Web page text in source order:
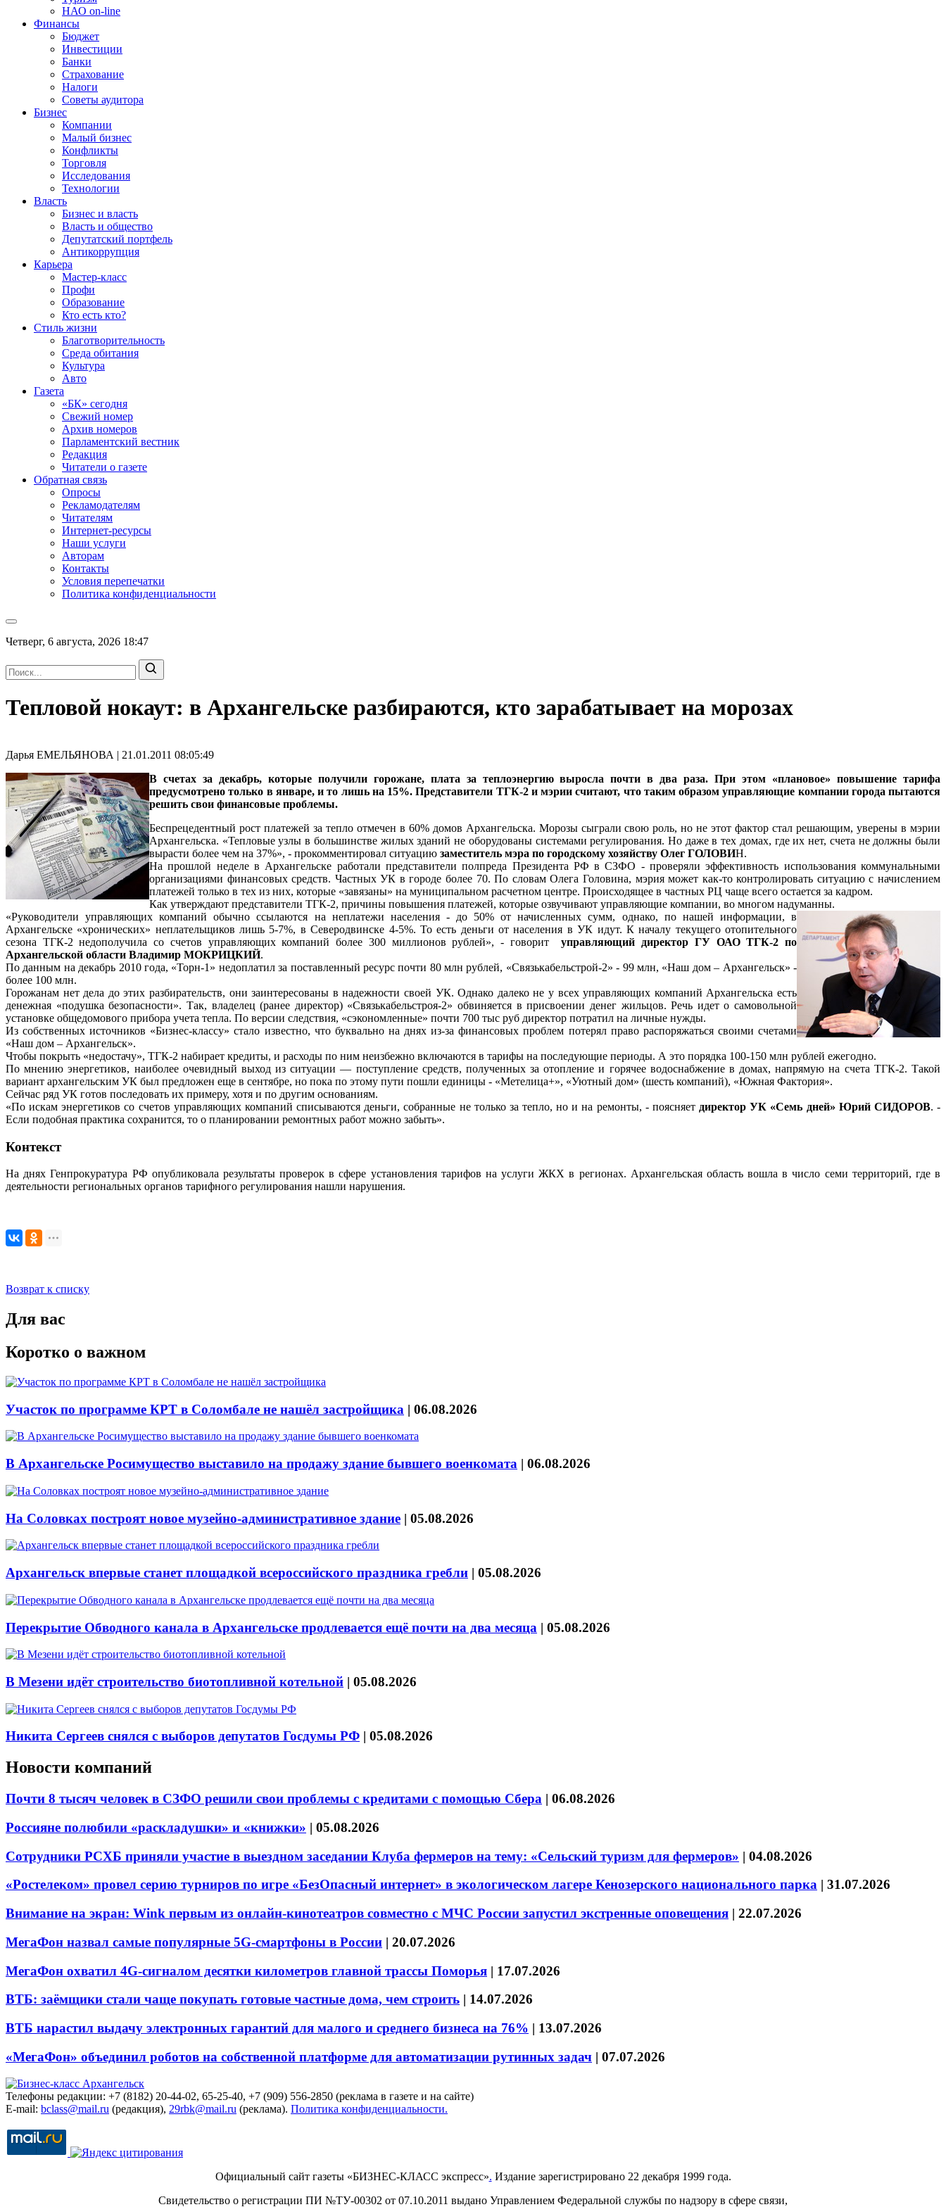
НАО on-line
Финансы
Бюджет
Инвестиции
Банки
Страхование
Налоги
Советы аудитора
Бизнес
Компании
Малый бизнес
Конфликты
Торговля
Исследования
Технологии
Власть
Бизнес и власть
Власть и общество
Депутатский портфель
Антикоррупция
Карьера
Мастер-класс
Профи
Образование
Кто есть кто?
Стиль жизни
Благотворительность
Среда обитания
Культура
Авто
Газета
«БК» сегодня
Свежий номер
Архив номеров
Парламентский вестник
Редакция
Читатели о газете
Обратная связь
Опросы
Рекламодателям
Читателям
Интернет-ресурсы
Наши услуги
Авторам
Контакты
Условия перепечатки
Политика конфиденциальности
Четверг, 6 августа, 2026 18:47
Тепловой нокаут: в Архангельске разбираются, кто зарабатывает на морозах
Дарья ЕМЕЛЬЯНОВА | 21.01.2011 08:05:49
В счетах за декабрь, которые получили горожане, плата за теплоэнергию выросла почти в два раза. При этом «плановое» повышение тарифа
предусмотрено только в январе, и то лишь на 15%. Представители ТГК-2 и мэрии считают, что таким образом управляющие компании города пытаются
решить свои финансовые проблемы.
Беспрецедентный рост платежей за тепло отмечен в 60% домов Архангельска. Морозы сыграли свою роль, но не этот фактор стал решающим, уверены в мэрии
Архангельска. «Тепловые узлы в большинстве жилых зданий не оборудованы системами регулирования. Но даже в тех домах, где их нет, счета не должны были
вырасти более чем на 37%», - прокомментировал ситуацию заместитель мэра по городскому хозяйству Олег ГОЛОВИН.
На прошлой неделе в Архангельске работали представители полпреда Президента РФ в СЗФО - проверяли эффективность использования коммунальными
организациями финансовых средств. Частных УК в городе более 70. По словам Олега Головина, мэрия может как-то контролировать ситуацию с начислением
платежей только в тех из них, которые «завязаны» на муниципальном расчетном центре. Происходящее в частных РЦ чаще всего остается за кадром.
Как утверждают представители ТГК-2, причины повышения платежей, которые озвучивают управляющие компании, во многом надуманны.
«Руководители управляющих компаний обычно ссылаются на неплатежи населения - до 50% от начисленных сумм, однако, по нашей информации, в
Архангельске «хронических» неплательщиков лишь 5-7%, в Северодвинске 4-5%. То есть деньги от населения в УК идут. К началу текущего отопительного
сезона ТГК-2 недополучила со счетов управляющих компаний более 300 миллионов рублей», - говоритуправляющий директор ГУ ОАО ТГК-2 по
Архангельской области Владимир МОКРИЦКИЙ.
По данным на декабрь 2010 года, «Торн-1» недоплатил за поставленный ресурс почти 80 млн рублей, «Связькабельстрой-2» - 99 млн, «Наш дом – Архангельск» -
более 100 млн.
Горожанам нет дела до этих разбирательств, они заинтересованы в надежности своей УК. Однако далеко не у всех управляющих компаний Архангельска есть
денежная «подушка безопасности». Так, владелец (ранее директор) «Связькабельстроя-2» обвиняется в присвоении денег жильцов. Речь идет о самовольной
установке общедомового прибора учета тепла. По версии следствия, «сэкономленные» почти 700 тыс руб директор потратил на личные нужды.
Из собственных источников «Бизнес-классу» стало известно, что буквально на днях из-за финансовых проблем потерял право распоряжаться своими счетами
«Наш дом – Архангельск».
Чтобы покрыть «недостачу», ТГК-2 набирает кредиты, и расходы по ним неизбежно включаются в тарифы на последующие периоды. А это порядка 100-150 млн рублей ежегодно.
По мнению энергетиков, наиболее очевидный выход из ситуации — поступление средств, полученных за отопление и горячее водоснабжение в домах, напрямую на счета ТГК-2. Такой
вариант архангельским УК был предложен еще в сентябре, но пока по этому пути пошли единицы - «Метелица+», «Уютный дом» (шесть компаний), «Южная Фактория».
Сейчас ряд УК готов последовать их примеру, хотя и по другим основаниям.
«По искам энергетиков со счетов управляющих компаний списываются деньги, собранные не только за тепло, но и на ремонты, - поясняет директор УК «Семь дней» Юрий СИДОРОВ. -
Если подобная практика сохранится, то о планировании ремонтных работ можно забыть».
Контекст
На днях Генпрокуратура РФ опубликовала результаты проверок в сфере установления тарифов на услуги ЖКХ в регионах. Архангельская область вошла в число семи территорий, где в
деятельности региональных органов тарифного регулирования нашли нарушения.
Возврат к списку
Для вас
Коротко о важном
Участок по программе КРТ в Соломбале не нашёл застройщика | 06.08.2026
В Архангельске Росимущество выставило на продажу здание бывшего военкомата | 06.08.2026
На Соловках построят новое музейно-административное здание | 05.08.2026
Архангельск впервые станет площадкой всероссийского праздника гребли | 05.08.2026
Перекрытие Обводного канала в Архангельске продлевается ещё почти на два месяца | 05.08.2026
В Мезени идёт строительство биотопливной котельной | 05.08.2026
Никита Сергеев снялся с выборов депутатов Госдумы РФ | 05.08.2026
Новости компаний
Почти 8 тысяч человек в СЗФО решили свои проблемы с кредитами с помощью Сбера | 06.08.2026
Россияне полюбили «раскладушки» и «книжки» | 05.08.2026
Сотрудники РСХБ приняли участие в выездном заседании Клуба фермеров на тему: «Сельский туризм для фермеров» | 04.08.2026
«Ростелеком» провел серию турниров по игре «БезОпасный интернет» в экологическом лагере Кенозерского национального парка | 31.07.2026
Внимание на экран: Wink первым из онлайн-кинотеатров совместно с МЧС России запустил экстренные оповещения | 22.07.2026
МегаФон назвал самые популярные 5G-смартфоны в России | 20.07.2026
МегаФон охватил 4G-сигналом десятки километров главной трассы Поморья | 17.07.2026
ВТБ: заёмщики стали чаще покупать готовые частные дома, чем строить | 14.07.2026
ВТБ нарастил выдачу электронных гарантий для малого и среднего бизнеса на 76% | 13.07.2026
«МегаФон» объединил роботов на собственной платформе для автоматизации рутинных задач | 07.07.2026
Телефоны редакции: +7 (8182) 20-44-02, 65-25-40, +7 (909) 556-2850 (реклама в газете и на сайте)
E-mail: bclass@mail.ru (редакция), 29rbk@mail.ru (реклама). Политика конфиденциальности.
Официальный сайт газеты «БИЗНЕС-КЛАСС экспресс». Издание зарегистрировано 22 декабря 1999 года.
Свидетельство о регистрации ПИ №ТУ-00302 от 07.10.2011 выдано Управлением Федеральной службы по надзору в сфере связи,